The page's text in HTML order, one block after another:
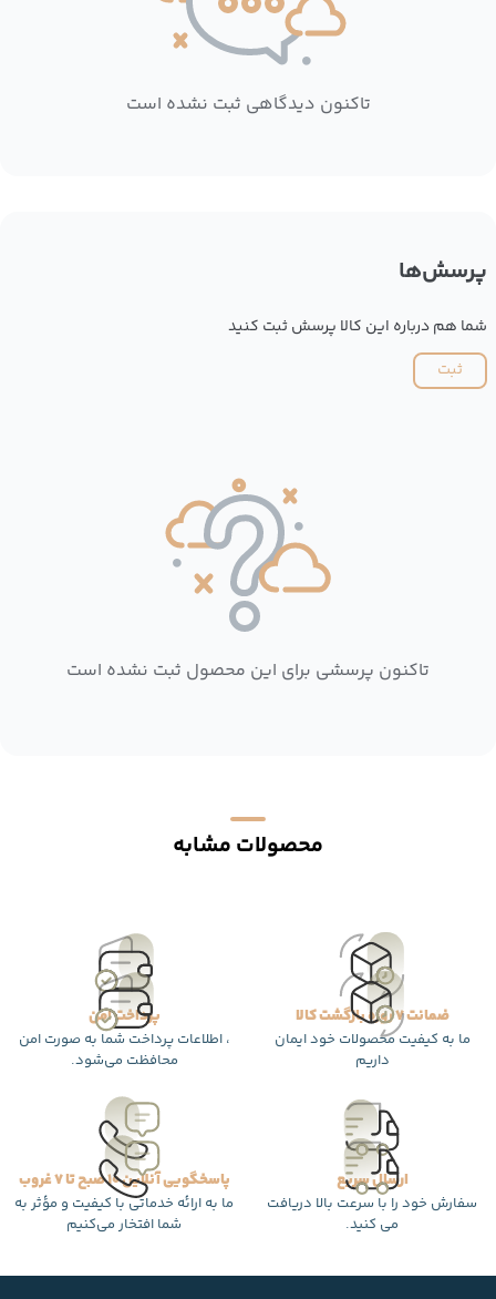
تاکنون دیدگاهی ثبت نشده است
پرسش‌ها
شما هم درباره این کالا پرسش ثبت کنید
ثبت
تاکنون پرسشی برای این محصول ثبت نشده است
محصولات مشابه
ضمانت 7 روزه بازگشت کالا
ما به کیفیت محصولات خود ایمان
داریم
پرداخت امن
، اطلاعات پرداخت شما به صورت امن
محافظت می‌شود.
ارسال سریع
سفارش خود را با سرعت بالا دریافت
می کنید.
پاسخگویی آنلاین 10 صبح تا 7 غروب
ما به ارائه خدماتی با کیفیت و مؤثر به
شما افتخار می‌کنیم